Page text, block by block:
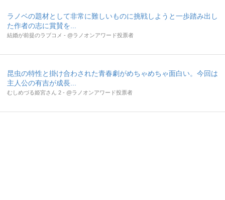
ラノベの題材として非常に難しいものに挑戦しようと一歩踏み出し
た作者の志に賞賛を...
結婚が前提のラブコメ - @ラノオンアワード投票者
昆虫の特性と掛け合わされた青春劇がめちゃめちゃ面白い。今回は
主人公の有吉が成長...
むしめづる姫宮さん 2 - @ラノオンアワード投票者